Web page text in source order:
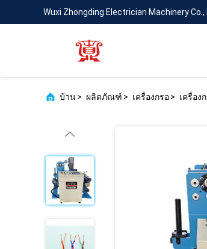
Wuxi Zhongding Electrician Machinery Co.,
บ้าน> ผลิตภัณฑ์ > เครื่องกรอ> เครื่อง